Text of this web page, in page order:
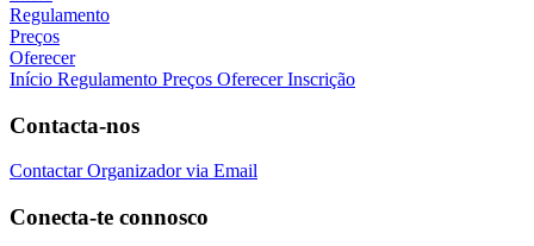
Regulamento
Preços
Oferecer
Início Regulamento Preços Oferecer Inscrição
Contacta-nos
Contactar Organizador via Email
Conecta-te connosco